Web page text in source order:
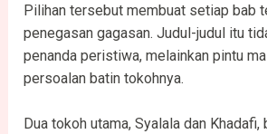
Pilihan tersebut membuat setiap bab
penegasan gagasan. Judul-judul itu
penanda peristiwa, melainkan pintu
persoalan batin tokohnya.
Dua tokoh utama, Syalala dan